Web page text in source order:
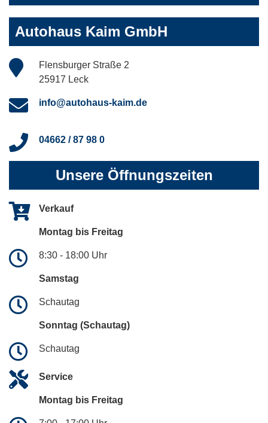
Autohaus Kaim GmbH
Flensburger Straße 2
25917 Leck
info@autohaus-kaim.de
04662 / 87 98 0
Unsere Öffnungszeiten
Verkauf
Montag bis Freitag
8:30 - 18:00 Uhr
Samstag
Schautag
Sonntag (Schautag)
Schautag
Service
Montag bis Freitag